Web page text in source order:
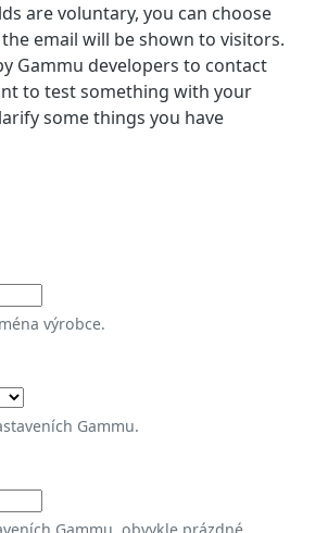
are voluntary, you can choose
email will be shown to visitors.
Gammu developers to contact
to test something with your
some things you have
výrobce.
Gammu.